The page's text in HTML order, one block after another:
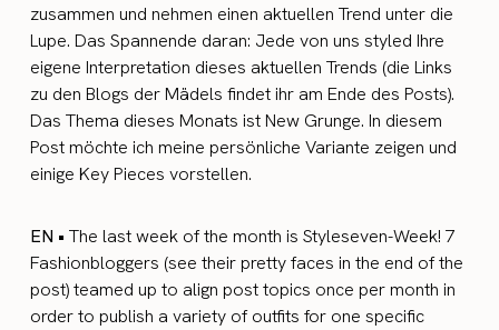
zusammen und nehmen einen aktuellen Trend unter die
Lupe. Das Spannende daran: Jede von uns styled Ihre
eigene Interpretation dieses aktuellen Trends (die Links
zu den Blogs der Mädels findet ihr am Ende des Posts).
Das Thema dieses Monats ist New Grunge. In diesem
Post möchte ich meine persönliche Variante zeigen und
einige Key Pieces vorstellen.
EN •The last week of the month is Styleseven-Week! 7
Fashionbloggers (see their pretty faces in the end of the
post) teamed up to align post topics once per month in
order to publish a variety of outfits for one specific